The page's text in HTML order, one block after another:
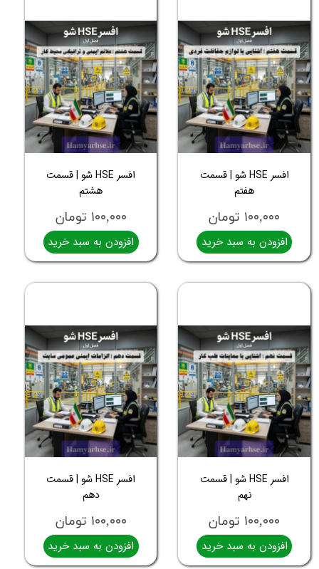
افسر HSE شو | قسمت
هفتم
۱۰۰,۰۰۰ تومان
افزودن به سبد خرید
افسر HSE شو | قسمت
هشتم
۱۰۰,۰۰۰ تومان
افزودن به سبد خرید
افسر HSE شو | قسمت
نهم
۱۰۰,۰۰۰ تومان
افزودن به سبد خرید
افسر HSE شو | قسمت
دهم
۱۰۰,۰۰۰ تومان
افزودن به سبد خرید